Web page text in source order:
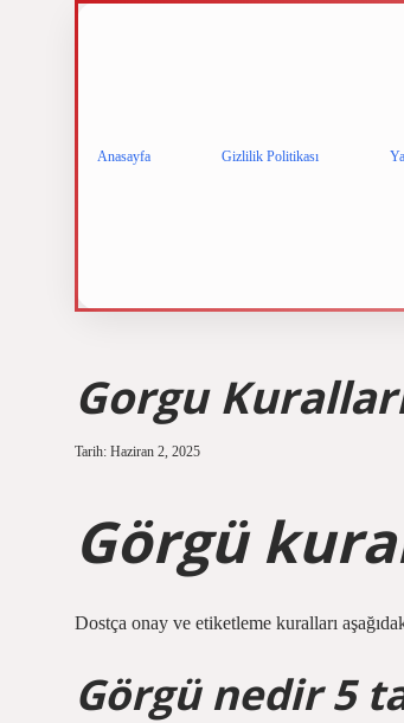
Anasayfa Gizlilik Politikası
Gorgu
Tarih: Haziran 2, 2025
Görgü
Dostça onay ve etiketleme kuralları
Görgü nedir 5